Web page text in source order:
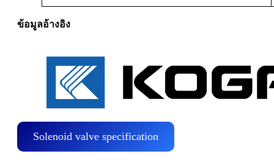
ข้อมูลอ้างอิง
Solenoid valve specification